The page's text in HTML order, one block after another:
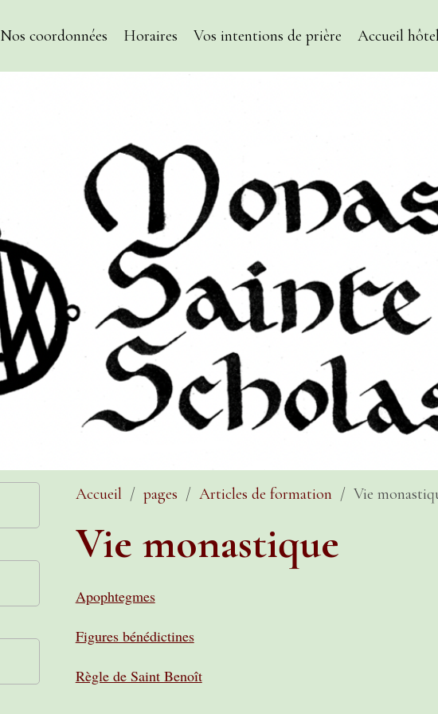
Nos coordonnées Horaires Vos intentions de prière Accueil
Accueil pages Articles de formation Vie
Vie monastique
Apophtegmes
Figures bénédictines
Règle de Saint Benoît